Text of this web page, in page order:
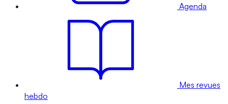
Agenda
Mes revues
hebdo